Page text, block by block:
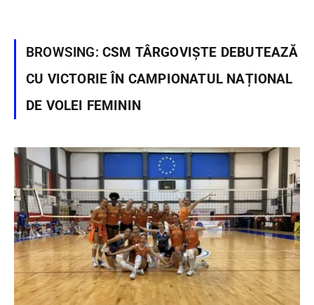
BROWSING: CSM TÂRGOVIȘTE DEBUTEAZĂ
CU VICTORIE ÎN CAMPIONATUL NAȚIONAL
DE VOLEI FEMININ